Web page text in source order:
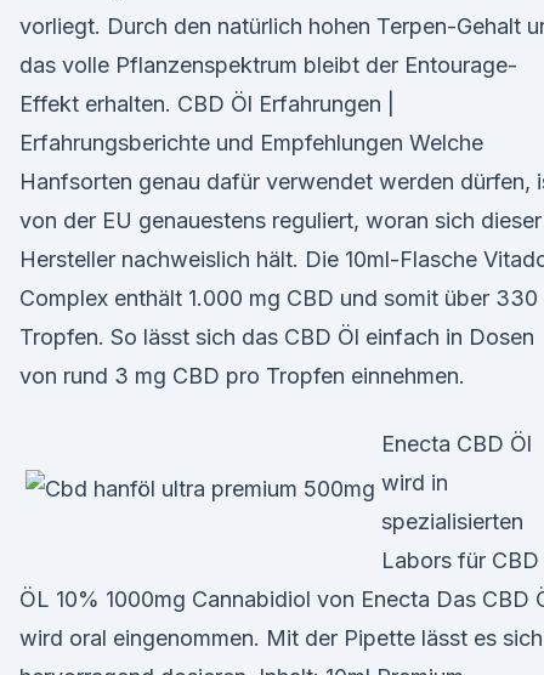
vorliegt. Durch den natürlich hohen Terpen-Gehalt
das volle Pflanzenspektrum bleibt der Entourage-
Effekt erhalten. CBD Öl Erfahrungen |
Erfahrungsberichte und Empfehlungen Welche
Hanfsorten genau dafür verwendet werden dürfen,
von der EU genauestens reguliert, woran sich dieser
Hersteller nachweislich hält. Die 10ml-Flasche
Complex enthält 1.000 mg CBD und somit über 330
Tropfen. So lässt sich das CBD Öl einfach in Dosen
von rund 3 mg CBD pro Tropfen einnehmen.
Enecta CBD Öl
wird in
spezialisierten
Labors für CBD
ÖL 10% 1000mg Cannabidiol von Enecta Das CBD
wird oral eingenommen. Mit der Pipette lässt es sich